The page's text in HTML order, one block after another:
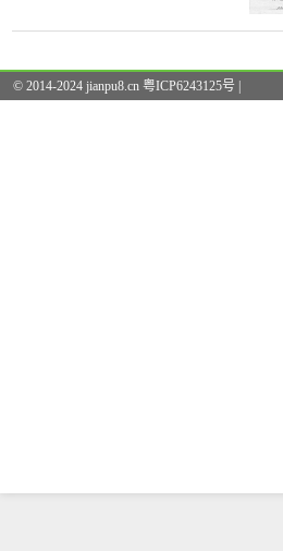
© 2014-2024 jianpu8.cn 粤ICP6243125号 |